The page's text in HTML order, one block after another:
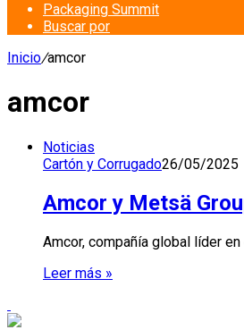
Packaging Summit
Buscar por
Inicio/amcor
amcor
Noticias
Cartón y Corrugado26/05/2025
Amcor y Metsä
Amcor, compañía global líder
Leer más »